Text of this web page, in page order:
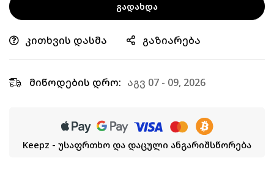
ᲒᲐᲓᲐᲮᲓᲐ
კითხვის დასმა გაზიარება
მიწოდების დრო: აგვ 07 - 09, 2026
Keepz - უსაფრთხო და დაცული ანგარიშსწორება